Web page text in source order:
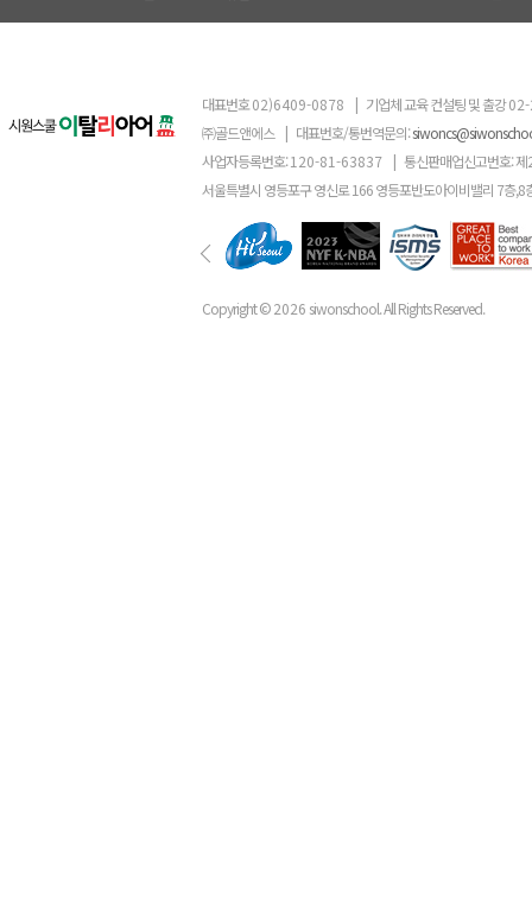
대표번호02)6409-0878 | 기업체 교육 컨설팅 및 출강
㈜골드앤에스 | 대표번호/통번역문의:
사업자등록번호:120-81-63837 | 통신판매업신고번호: 제
서울특별시 영등포구 영신로 166 영등포반도아이비밸리 7층,8
Copyright ©2026 siwonschool. All Rights Reserved.